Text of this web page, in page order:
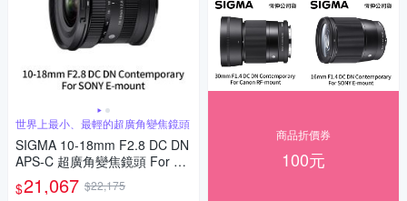
世界上最小、最輕的超廣角變焦鏡頭
SIGMA 10-18mm F2.8 DC DN
APS-C 超廣角變焦鏡頭 For SO
NY E-mount (公司貨)
$21,067 $22,175
商品折價券
100元